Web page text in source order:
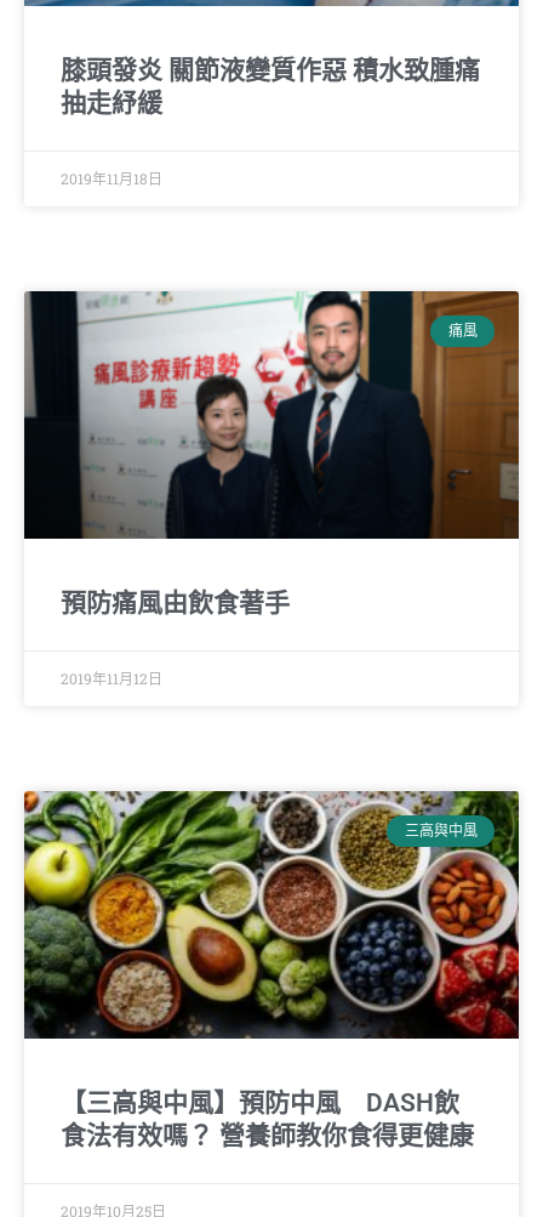
膝頭發炎 關節液變質作惡 積水致腫痛
抽走紓緩
2019年11月18日
痛風
預防痛風由飲食著手
2019年11月12日
三高與中風
【三高與中風】預防中風 DASH飲
食法有效嗎？ 營養師教你食得更健康
2019年10月25日